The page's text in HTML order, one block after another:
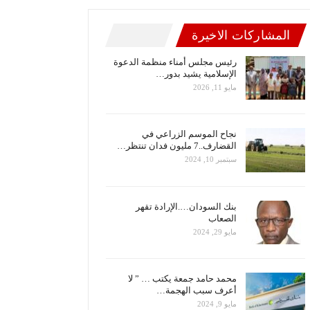
المشاركات الاخيرة
رئيس مجلس أمناء منظمة الدعوة
الإسلامية يشيد بدور…
مايو 11, 2026
نجاح الموسم الزراعي في
القضارف..7 مليون فدان تنتظر…
سبتمبر 10, 2024
بنك السودان….الإرادة تقهر
الصعاب
مايو 29, 2024
محمد حامد جمعة يكتب … ” لا
أعرف سبب الهجمة…
مايو 9, 2024